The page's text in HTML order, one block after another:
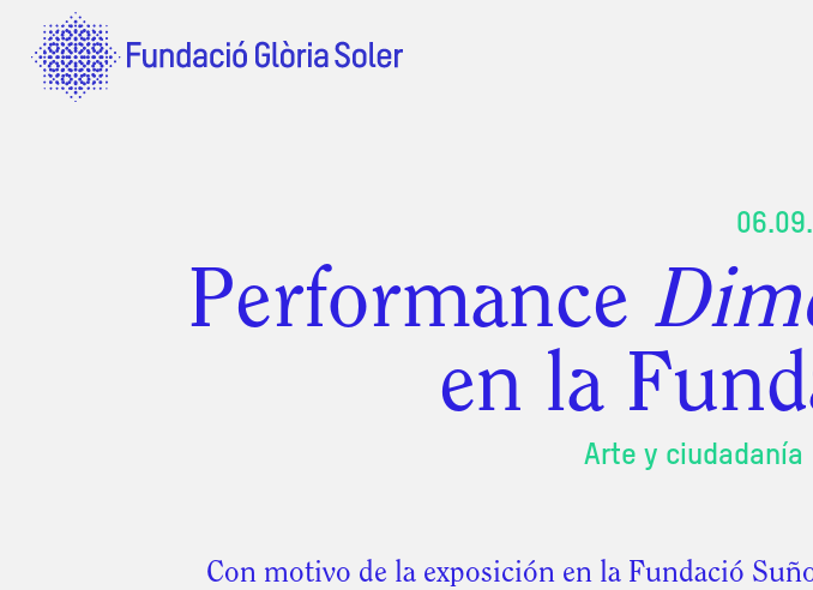
Performance
en la
Arte y ciudadanía
Con motivo de la exposición en la Fundació